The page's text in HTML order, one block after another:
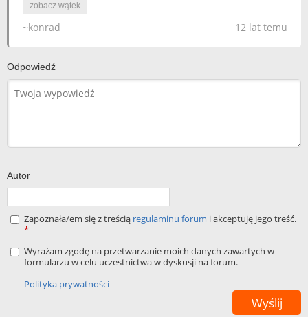
zobacz wątek
12 lat temu
~konrad
Odpowiedź
Autor
Zapoznała/em się z treścią regulaminu forum i akceptuję jego treść.
*
Wyrażam zgodę na przetwarzanie moich danych zawartych w
formularzu w celu uczestnictwa w dyskusji na forum.
Polityka prywatności